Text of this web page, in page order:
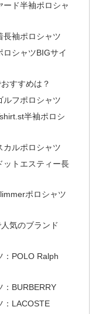
ド半袖ポロシャ
長袖ポロシャツ
シャツBIGサイ
すすめは？
ルフポロシャツ
半袖ポロシ
カルポロシャツ
ットエスティー長
ポロシャツ
気のブランド
：POLO Ralph
BURBERRY
：LACOSTE